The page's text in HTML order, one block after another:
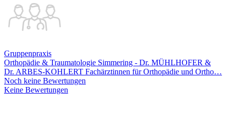
Gruppenpraxis
Orthopädie & Traumatologie Simmering - Dr. MÜHLHOFER &
Dr. ARBES-KOHLERT Fachärztinnen für Orthopädie und Ortho…
Noch keine Bewertungen
Keine Bewertungen